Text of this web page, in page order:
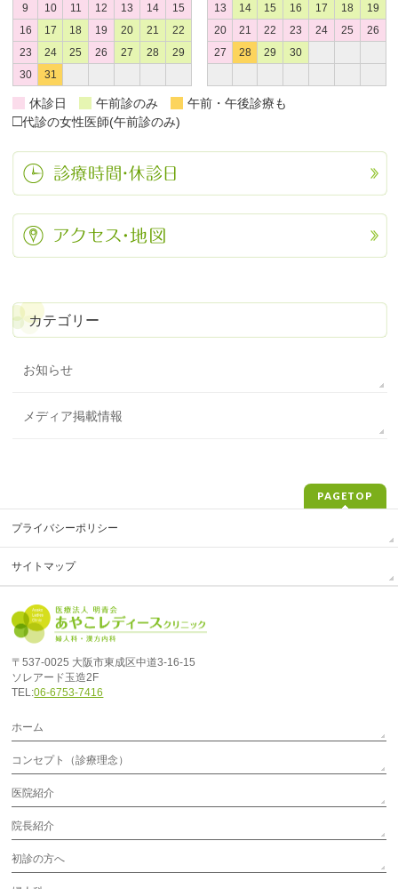
9
10 11 12 13 14
15
16
17 18 19 20 21
22
23
24 25 26 27 28
29
30
31
13
14 15 16 17 18
19
20
21 22 23 24 25
26
27
28 29 30
休診日 午前診のみ 午前・午後診療も
□代診の女性医師(午前診のみ)
カテゴリー
お知らせ
メディア掲載情報
PAGETOP
プライバシーポリシー
サイトマップ
〒537-0025 大阪市東成区中道3-16-15
ソレアード玉造2F
TEL:06-6753-7416
ホーム
コンセプト（診療理念）
医院紹介
院長紹介
初診の方へ